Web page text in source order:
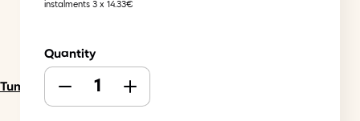
Tumbad
instalments 3 x 14.33€
Quantity